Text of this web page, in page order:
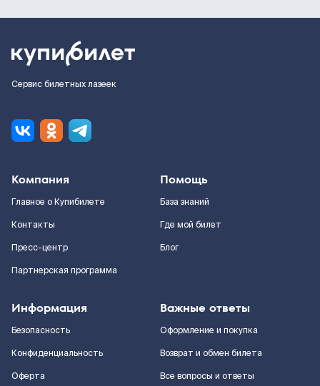
Сервис билетных лазеек
Компания
Главное о Купибилете
Контакты
Пресс-центр
Партнерская программа
Помощь
База знаний
Где мой билет
Блог
Информация
Безопасность
Конфиденциальность
Оферта
Важные ответы
Оформление и покупка
Возврат и обмен билета
Все вопросы и ответы